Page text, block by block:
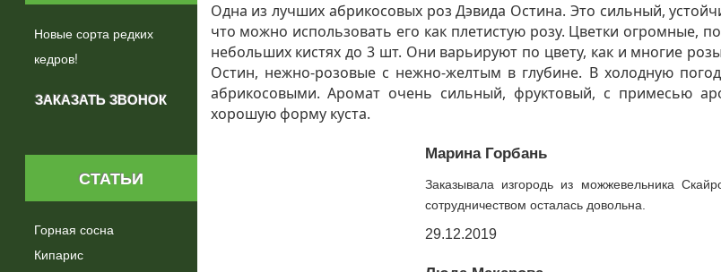
Новые сорта редких
кедров!
СТАТЬИ
Горная сосна
Кипарис
Одна из лучших абрикосовых роз Дэвида Остина. Это сильный,
что можно использовать его как плетистую розу. Цветки огромные,
небольших кистях до 3 шт. Они варьируют по цвету, как и многие
Остин, нежно-розовые с нежно-желтым в глубине. В холодную
абрикосовыми. Аромат очень сильный, фруктовый, с примесью
хорошую форму куста.
Марина Горбань
Заказывала изгородь из можжевельника
сотрудничеством осталась довольна.
29.12.2019